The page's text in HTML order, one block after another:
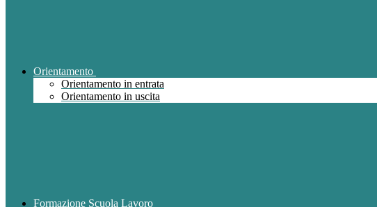
Orientamento
Orientamento in entrata
Orientamento in uscita
Formazione Scuola Lavoro